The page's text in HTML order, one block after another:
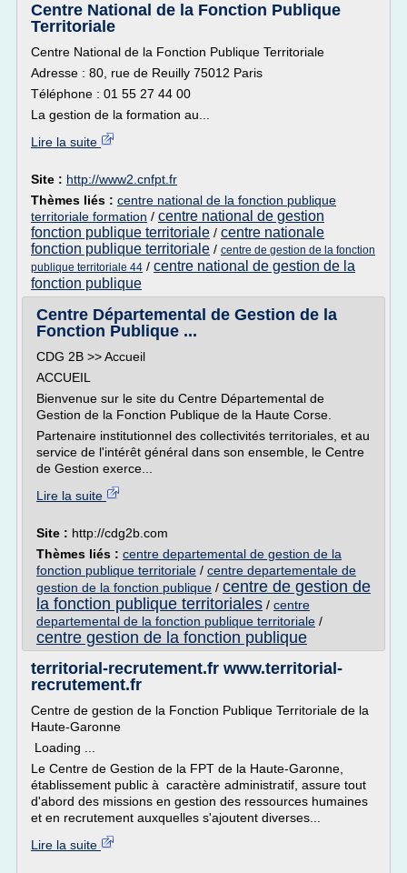
Centre National de la Fonction Publique
Territoriale
Centre National de la Fonction Publique Territoriale
Adresse : 80, rue de Reuilly 75012 Paris
Téléphone : 01 55 27 44 00
La gestion de la formation au...
Lire la suite
Site : http://www2.cnfpt.fr
Thèmes liés : centre national de la fonction publique
territoriale formation / centre national de gestion
fonction publique territoriale / centre nationale
fonction publique territoriale / centre de gestion de la fonction
publique territoriale 44 / centre national de gestion de la
fonction publique
Centre Départemental de Gestion de la
Fonction Publique ...
CDG 2B >> Accueil
ACCUEIL
Bienvenue sur le site du Centre Départemental de
Gestion de la Fonction Publique de la Haute Corse.
Partenaire institutionnel des collectivités territoriales, et au
service de l'intérêt général dans son ensemble, le Centre
de Gestion exerce...
Lire la suite
Site : http://cdg2b.com
Thèmes liés : centre departemental de gestion de la
fonction publique territoriale / centre departementale de
gestion de la fonction publique / centre de gestion de
la fonction publique territoriales / centre
departemental de la fonction publique territoriale /
centre gestion de la fonction publique
territorial-recrutement.fr www.territorial-
recrutement.fr
Centre de gestion de la Fonction Publique Territoriale de la
Haute-Garonne
Loading ...
Le Centre de Gestion de la FPT de la Haute-Garonne,
établissement public à caractère administratif, assure tout
d'abord des missions en gestion des ressources humaines
et en recrutement auxquelles s'ajoutent diverses...
Lire la suite